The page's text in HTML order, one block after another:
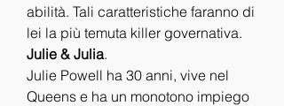
abilità. Tali caratteristiche faranno di
lei la più temuta killer governativa.
Julie & Julia.
Julie Powell ha 30 anni, vive nel
Queens e ha un monotono impiego